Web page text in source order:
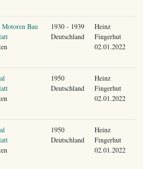
Bau
1930 - 1939
Deutschland
Heinz
Fingerhut
02.01.2022
1950
Deutschland
Heinz
Fingerhut
02.01.2022
1950
Deutschland
Heinz
Fingerhut
02.01.2022